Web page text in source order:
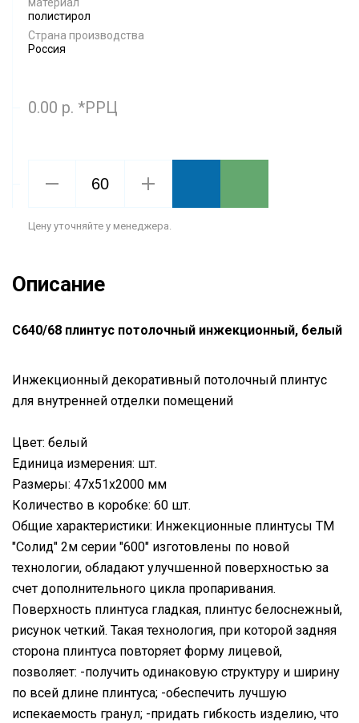
полистирол
Страна производства
Россия
0.00 р. *РРЦ
Цену уточняйте у менеджера.
Описание
С640/68 плинтус потолочный инжекционный, белый
Инжекционный декоративный потолочный плинтус
для внутренней отделки помещений
Цвет: белый
Единица измерения: шт.
Размеры: 47х51х2000 мм
Количество в коробке: 60 шт.
Общие характеристики: Инжекционные плинтусы ТМ
"Солид" 2м серии "600" изготовлены по новой
технологии, обладают улучшенной поверхностью за
счет дополнительного цикла пропаривания.
Поверхность плинтуса гладкая, плинтус белоснежный,
рисунок четкий. Такая технология, при которой задняя
сторона плинтуса повторяет форму лицевой,
позволяет: -получить одинаковую структуру и ширину
по всей длине плинтуса; -обеспечить лучшую
испекаемость гранул; -придать гибкость изделию, что